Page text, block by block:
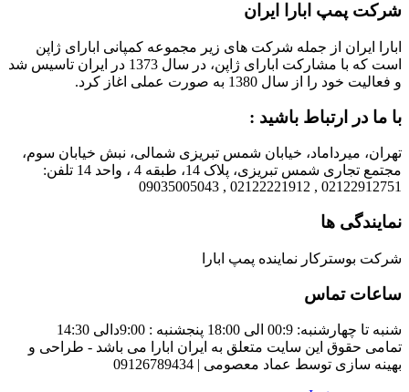
شرکت پمپ ابارا ایران
ابارا ایران از جمله شرکت های زیر مجموعه کمپانی ابارای ژاپن
است که با مشارکت ابارای ژاپن، در سال 1373 در ایران تاسیس شد
و فعالیت خود را از سال 1380 به صورت عملی اغاز کرد.
با ما در ارتباط باشید :
تهران، میرداماد، خیابان شمس تبریزی شمالی، نبش خیابان سوم،
مجتمع تجاری شمس تبریزی، پلاک 14، طبقه 4 ، واحد 14 تلفن:
02122912751 , 02122221912 , 09035005043
نمایندگی ها
شرکت بوسترکار نماینده پمپ ابارا
ساعات تماس
شنبه تا چهارشنبه: 00:9 الی 18:00 پنجشنبه : 9:00دالی 14:30
تمامی حقوق این سایت متعلق به ایران ابارا می باشد - طراحی و
بهینه سازی توسط عماد معصومی | 09126789434